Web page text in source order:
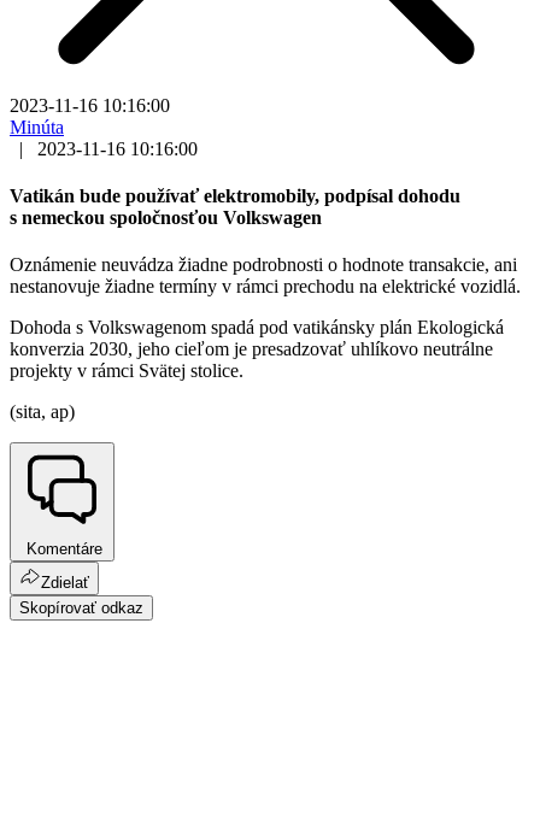
2023-11-16 10:16:00
Minúta
|
2023-11-16 10:16:00
Vatikán bude používať elektromobily, podpísal dohodu
s nemeckou spoločnosťou Volkswagen
Oznámenie neuvádza žiadne podrobnosti o hodnote transakcie, ani
nestanovuje žiadne termíny v rámci prechodu na elektrické vozidlá.
Dohoda s Volkswagenom spadá pod vatikánsky plán Ekologická
konverzia 2030, jeho cieľom je presadzovať uhlíkovo neutrálne
projekty v rámci Svätej stolice.
(sita, ap)
Komentáre
Zdielať
Skopírovať odkaz